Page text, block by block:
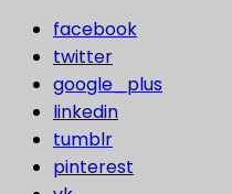
facebook
twitter
google_plus
linkedin
tumblr
pinterest